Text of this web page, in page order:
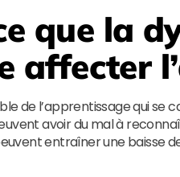
que la
affecter
de l’apprentissage qui
avoir du mal à
entraîner une baisse